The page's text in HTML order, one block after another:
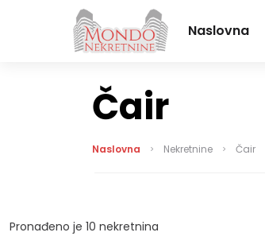
Naslovna
Čair
Naslovna Nekretnine Čair
Pronađeno je 10 nekretnina